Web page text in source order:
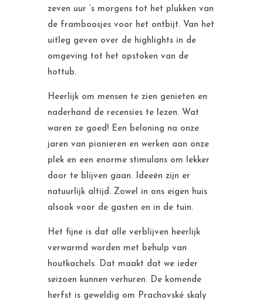
zeven uur ’s morgens tot het plukken van
de framboosjes voor het ontbijt. Van het
uitleg geven over de highlights in de
omgeving tot het opstoken van de
hottub.
Heerlijk om mensen te zien genieten en
naderhand de recensies te lezen. Wat
waren ze goed! Een beloning na onze
jaren van pionieren en werken aan onze
plek en een enorme stimulans om lekker
door te blijven gaan. Ideeën zijn er
natuurlijk altijd. Zowel in ons eigen huis
alsook voor de gasten en in de tuin.
Het fijne is dat alle verblijven heerlijk
verwarmd worden met behulp van
houtkachels. Dat maakt dat we ieder
seizoen kunnen verhuren. De komende
herfst is geweldig om Prachovské skaly